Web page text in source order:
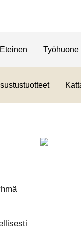
Eteinen Työhuone